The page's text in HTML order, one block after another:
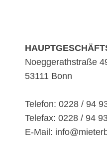
Noeggerathstraße
53111 Bonn
Telefon: 0228 / 94
Telefax: 0228 / 94
E-Mail: